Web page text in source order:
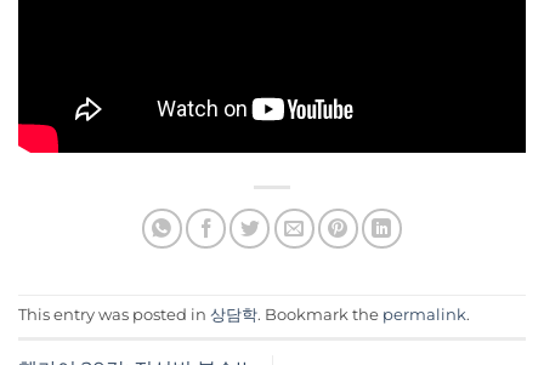
This entry was posted in 상담학. Bookmark the permalink.